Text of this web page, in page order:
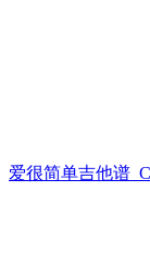
爱很简单吉他谱